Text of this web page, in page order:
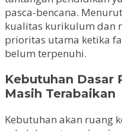
pasca-bencana.
kualitas kurikulum dan
prioritas utama ketika
belum terpenuhi.
Kebutuhan Dasar
Masih Terabaikan
Kebutuhan akan ruang